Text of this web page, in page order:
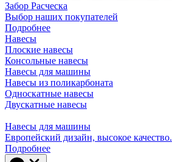
Забор Расческа
Выбор наших покупателей
Подробнее
Навесы
Плоские навесы
Консольные навесы
Навесы для машины
Навесы из поликарбоната
Односкатные навесы
Двускатные навесы
Навесы для машины
Европейский дизайн, высокое качество.
Подробнее